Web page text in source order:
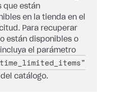
que están
en la tienda en el
Para recuperar
están disponibles o
el parámetro
catálogo.